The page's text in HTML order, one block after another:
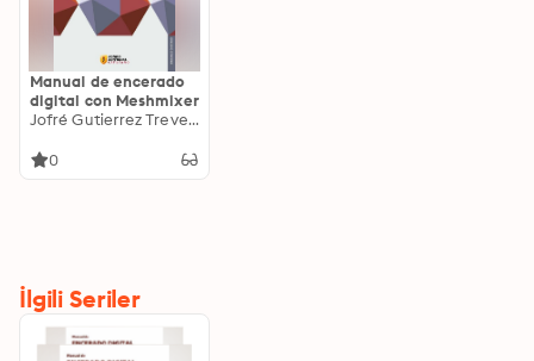
Manual de encerado
digital con Meshmixer
Jofré Gutierrez Trevejo
0
İlgili Seriler